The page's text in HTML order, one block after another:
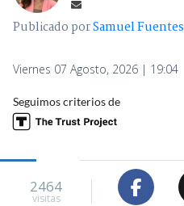
Publicado porSamuel Fuentes
Viernes 07 Agosto, 2026 | 19:04
Seguimos criterios de
2464
visitas